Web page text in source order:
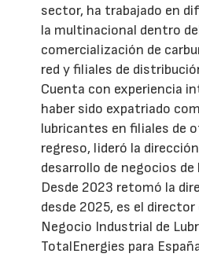
sector, ha trabajado en
la multinacional dentro
comercialización de
red y filiales de
Cuenta con experiencia
haber sido expatriado
lubricantes en filiales de
regreso, lideró la
desarrollo de negocios de
Desde 2023 retomó la
desde 2025, es el director
Negocio Industrial de
TotalEnergies para